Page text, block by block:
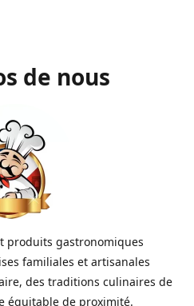
de nous
produits gastronomiques
familiales et artisanales
des traditions culinaires de
équitable de proximité.